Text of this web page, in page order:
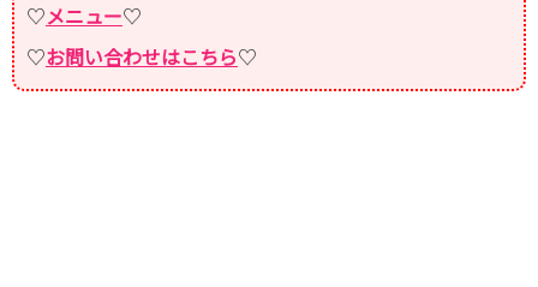
♡メニュー♡
♡お問い合わせはこちら♡